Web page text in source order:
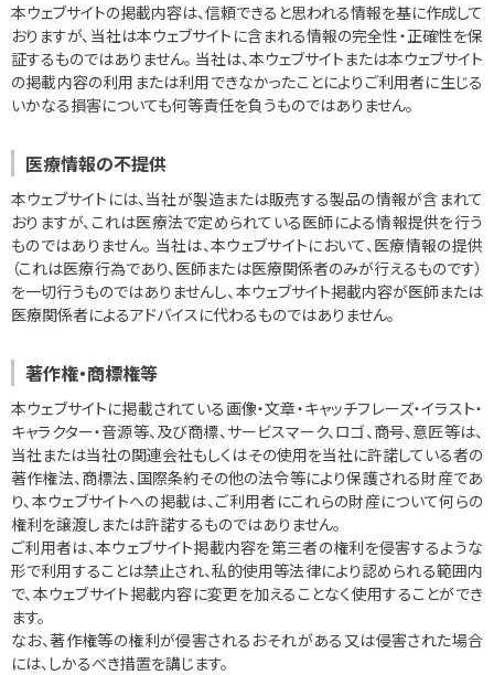
本ウェブサイトの掲載内容は、信頼できると思われる情報を基に作成して
おりますが、当社は本ウェブサイトに含まれる情報の完全性・正確性を保
証するものではありません。 当社は、本ウェブサイトまたは本ウェブサイト
の掲載内容の利用または利用できなかったことによりご利用者に生じる
いかなる損害についても何等責任を負うものではありません。
医療情報の不提供
本ウェブサイトには、当社が製造または販売する製品の情報が含まれて
おりますが、これは医療法で定められている医師による情報提供を行う
ものではありません。 当社は、本ウェブサイトにおいて、医療情報の提供
（これは医療行為であり、医師または医療関係者のみが行えるものです）
を一切行うものではありませんし、本ウェブサイト掲載内容が医師または
医療関係者によるアドバイスに代わるものではありません。
著作権・商標権等
本ウェブサイトに掲載されている画像・文章・キャッチフレーズ・イラスト・
キャラクター・音源等、及び商標、サービスマーク、ロゴ、商号、意匠等は、
当社または当社の関連会社もしくはその使用を当社に許諾している者の
著作権法、商標法、国際条約その他の法令等により保護される財産であ
り、本ウェブサイトへの掲載は、ご利用者にこれらの財産について何らの
権利を譲渡しまたは許諾するものではありません。
ご利用者は、本ウェブサイト掲載内容を第三者の権利を侵害するような
形で利用することは禁止され、私的使用等法律により認められる範囲内
で、本ウェブサイト掲載内容に変更を加えることなく使用することができ
ます。
なお、著作権等の権利が侵害されるおそれがある又は侵害された場合
には、しかるべき措置を講じます。